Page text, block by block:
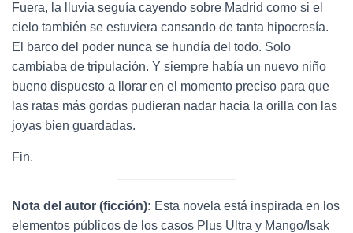
Fuera, la lluvia seguía cayendo sobre Madrid como si el
cielo también se estuviera cansando de tanta hipocresía.
El barco del poder nunca se hundía del todo. Solo
cambiaba de tripulación. Y siempre había un nuevo niño
bueno dispuesto a llorar en el momento preciso para que
las ratas más gordas pudieran nadar hacia la orilla con las
joyas bien guardadas.
Fin.
Nota del autor (ficción): Esta novela está inspirada en los
elementos públicos de los casos Plus Ultra y Mango/Isak